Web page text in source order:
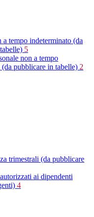
a tempo indeterminato (da
5
non a tempo
pubblicare in tabelle) 2
trimestrali (da pubblicare
ai dipendenti
4